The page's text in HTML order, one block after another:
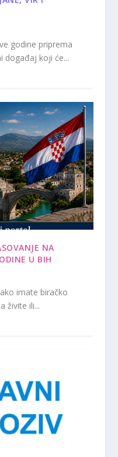
godine priprema
događaj koji će...
NA
U BIH
imate biračko
živite ili...